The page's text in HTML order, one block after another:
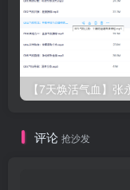
评论 抢沙发